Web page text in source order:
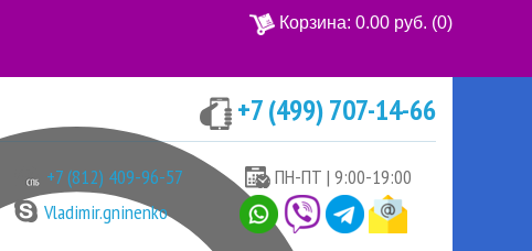
Корзина: 0.00 руб. (0)
+7 (499) 707-14-66
+7 (812) 409-96-57 ПН-ПТ | 9:00-19:00
Vladimir.gninenko